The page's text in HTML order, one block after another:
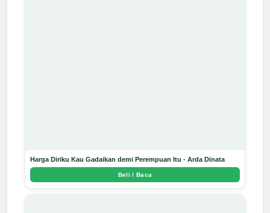
Harga Diriku Kau Gadaikan demi Perempuan Itu - Arda Dinata
Beli / Baca